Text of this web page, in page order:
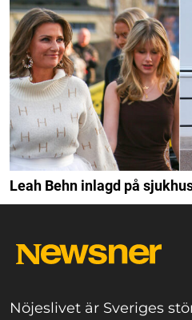
Leah Behn inlagd på
Nöjeslivet är Sveriges